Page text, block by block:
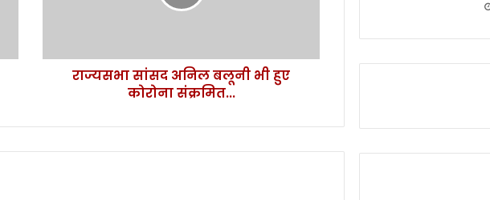
नि
नी
राज्यसभा सांसद अनिल बलूनी भी हुए
कोरोना संक्रमित...